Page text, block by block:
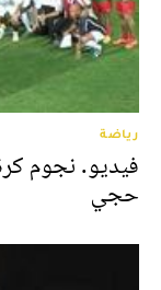
رياضة
فيديو. نجوم
حجي